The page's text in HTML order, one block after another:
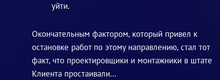
уйти.
Окончательным фактором, который привел к
остановке работ по этому направлению, стал тот
факт, что проектировщики и монтажники в штате
Клиента простаивали…